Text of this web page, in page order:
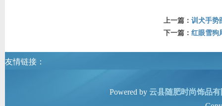
上一篇： 训犬手势
下一篇： 红眼雪狗
友情链接：
Powered by 云县随肥时尚饰品